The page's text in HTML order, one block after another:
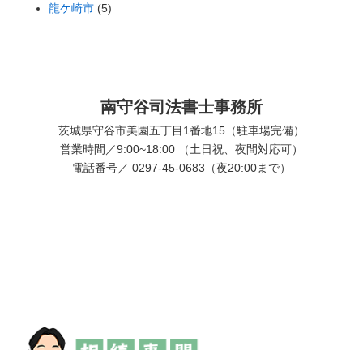
龍ケ崎市 (5)
南守谷司法書士事務所
茨城県守谷市美園五丁目1番地15（駐車場完備）
営業時間／9:00~18:00 （土日祝、夜間対応可）
電話番号／ 0297-45-0683（夜20:00まで）